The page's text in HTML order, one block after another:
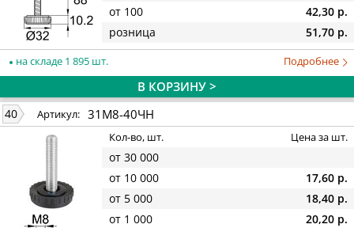
от 100
42,30 р.
розница
51,70 р.
на складе 1 895 шт. Подробнее
В КОРЗИНУ >
40 Артикул: 31М8-40ЧН
Кол-во, шт. Цена за шт.
от 30 000
от 10 000
17,60 р.
от 5 000
18,40 р.
от 1 000
20,20 р.